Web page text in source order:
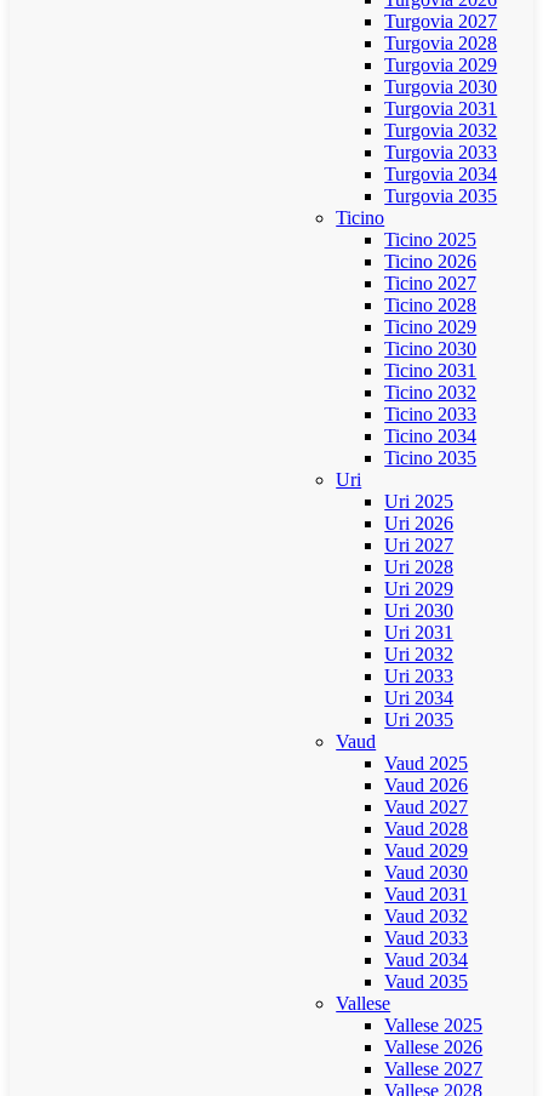
Turgovia 2027
Turgovia 2028
Turgovia 2029
Turgovia 2030
Turgovia 2031
Turgovia 2032
Turgovia 2033
Turgovia 2034
Turgovia 2035
Ticino
Ticino 2025
Ticino 2026
Ticino 2027
Ticino 2028
Ticino 2029
Ticino 2030
Ticino 2031
Ticino 2032
Ticino 2033
Ticino 2034
Ticino 2035
Uri
Uri 2025
Uri 2026
Uri 2027
Uri 2028
Uri 2029
Uri 2030
Uri 2031
Uri 2032
Uri 2033
Uri 2034
Uri 2035
Vaud
Vaud 2025
Vaud 2026
Vaud 2027
Vaud 2028
Vaud 2029
Vaud 2030
Vaud 2031
Vaud 2032
Vaud 2033
Vaud 2034
Vaud 2035
Vallese
Vallese 2025
Vallese 2026
Vallese 2027
Vallese 2028